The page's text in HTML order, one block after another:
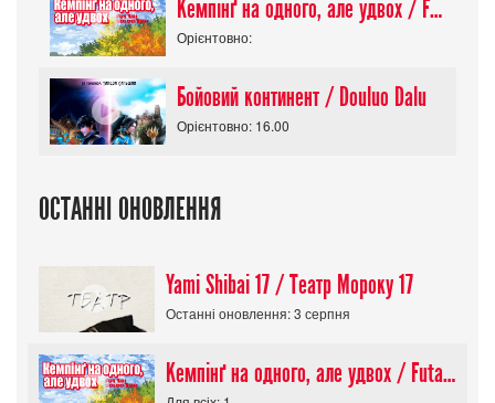
Кемпінґ на одного, але удвох / Futari Solo Camp
Орієнтовно:
Бойовий континент / Douluo Dalu
Орієнтовно: 16.00
ОСТАННІ ОНОВЛЕННЯ
Yami Shibai 17 / Театр Мороку 17
Останні оновлення: 3 серпня
Кемпінґ на одного, але удвох / Futari Solo Camp